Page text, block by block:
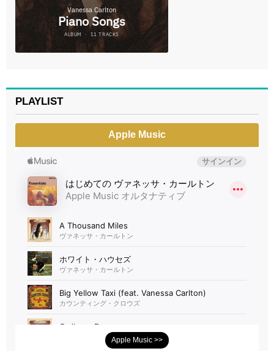
PLAYLIST
Apple Music
Apple Music >>